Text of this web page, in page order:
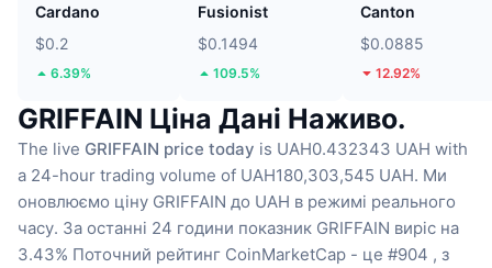
Cardano
$0.2
6.39%
Fusionist
$0.1494
109.5%
Canton
$0.0885
12.92%
GRIFFAIN Ціна Дані Наживо.
The live GRIFFAIN price today is UAH0.432343 UAH with
a 24-hour trading volume of UAH180,303,545 UAH. Ми
оновлюємо ціну GRIFFAIN до UAH в режимі реального
часу. За останні 24 години показник GRIFFAIN виріс на
3.43% Поточний рейтинг CoinMarketCap - це #904 , з